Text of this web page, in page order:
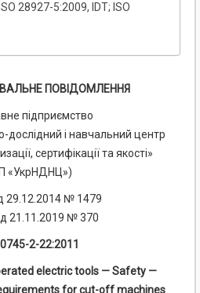
28927-5:2009, IDT; ISO
ПОВІДОМЛЕННЯ
підприємство
дослідний і навчальний центр
сертифікації та якості»
«УкрНДНЦ»)
29.12.2014 № 1479
21.11.2019 № 370
2-22:2011
electric tools — Safety —
for cut-off machines